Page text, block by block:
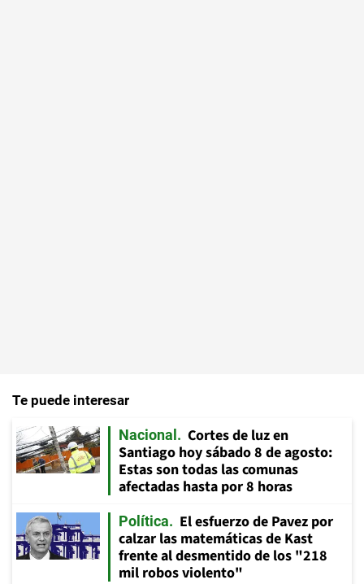
Te puede interesar
Nacional
Cortes de luz en
Santiago hoy sábado 8 de agosto:
Estas son todas las comunas
afectadas hasta por 8 horas
Política
El esfuerzo de Pavez por
calzar las matemáticas de Kast
frente al desmentido de los "218
mil robos violento"